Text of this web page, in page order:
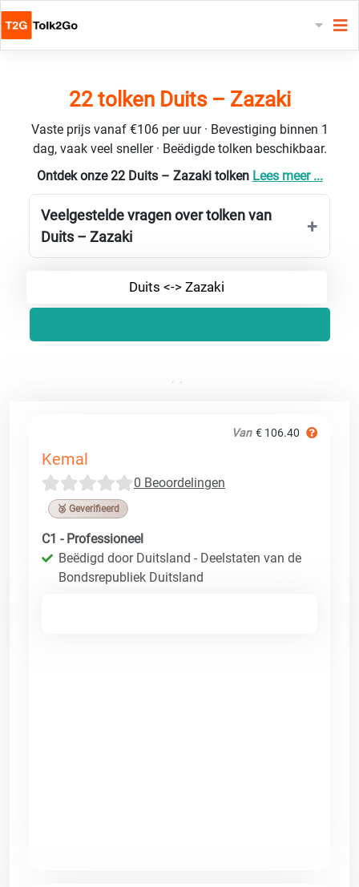
22 tolken Duits – Zazaki
Vaste prijs vanaf €106 per uur · Bevestiging binnen 1
dag, vaak veel sneller · Beëdigde tolken beschikbaar.
Ontdek onze 22 Duits – Zazaki tolken Lees meer ...
Veelgestelde vragen over tolken van
Duits – Zazaki
Duits <-> Zazaki
Van € 106.40
Kemal
0 Beoordelingen
🥉 Geverifieerd
C1 - Professioneel
Beëdigd door Duitsland - Deelstaten van de
Bondsrepubliek Duitsland